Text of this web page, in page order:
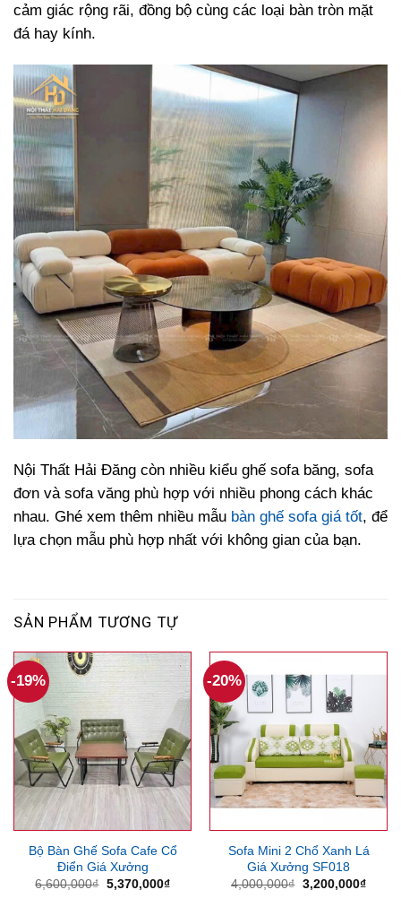
cảm giác rộng rãi, đồng bộ cùng các loại bàn tròn mặt
đá hay kính.
Nội Thất Hải Đăng còn nhiều kiểu ghế sofa băng, sofa
đơn và sofa văng phù hợp với nhiều phong cách khác
nhau. Ghé xem thêm nhiều mẫu bàn ghế sofa giá tốt, để
lựa chọn mẫu phù hợp nhất với không gian của bạn.
SẢN PHẨM TƯƠNG TỰ
-19%
Bộ Bàn Ghế Sofa Cafe Cổ
Điển Giá Xưởng
6,600,000₫ Giá
5,370,000₫Giá
-20%
Sofa Mini 2 Chổ Xanh Lá
Giá Xưởng SF018
4,000,000₫ Giá
3,200,000₫Giá